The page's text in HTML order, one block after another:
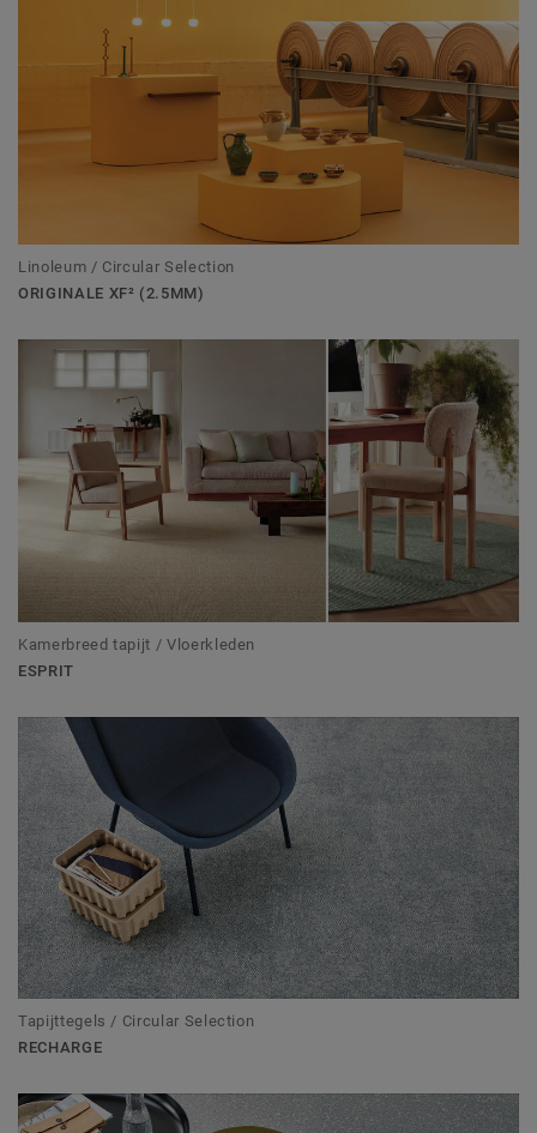
Linoleum / Circular Selection
ORIGINALE XF² (2.5MM)
Kamerbreed tapijt / Vloerkleden
ESPRIT
Tapijttegels / Circular Selection
RECHARGE